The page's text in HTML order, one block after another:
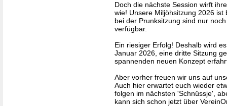
Doch die nächste Session wirft
wie! Unsere Miljöhsitzung 2026 ist
bei der Prunksitzung sind nur
verfügbar.
Ein riesiger Erfolg! Deshalb wird
Januar 2026, eine dritte Sitzung
spannenden neuen Konzept
Aber vorher freuen wir uns auf
Auch hier erwartet euch wieder
folgen im nächsten 'Schnüssje',
kann sich schon jetzt über